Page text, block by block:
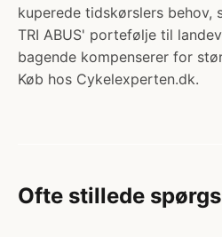
kuperede tidskørslers behov,
TRI ABUS' portefølje til
bagende kompenserer for
Køb hos Cykelexperten.dk.
Ofte stillede